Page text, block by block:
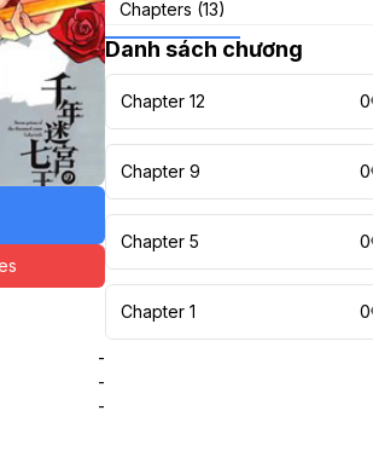
-
-
-
Chapters (13)
Danh sách chương
Chapter 12 0
Chapter 9 0
Chapter 5 0
Chapter 1 0